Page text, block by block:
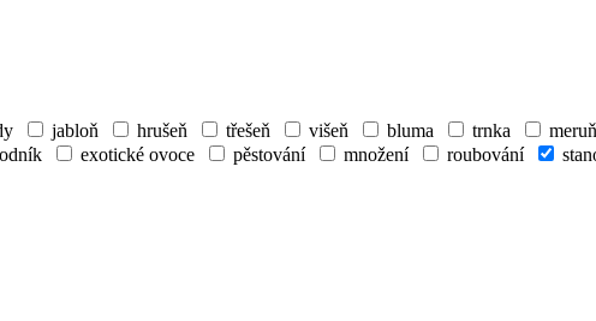
jabloň hrušeň třešeň višeň bluma trnka
exotické ovoce pěstování množení roubování